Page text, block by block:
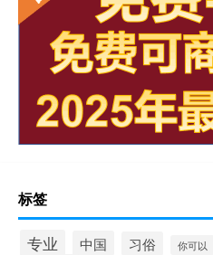
标签
专业 中国 习俗 你可以